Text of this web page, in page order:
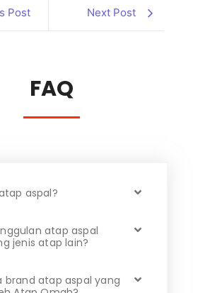
Post Next Post
FAQ
aspal?
atap aspal
jenis atap lain?
brand atap aspal yang